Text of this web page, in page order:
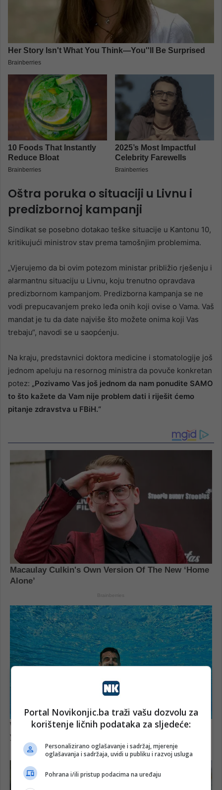
Oštra poruka o situaciji u Livnu i
predizbornoj kampanji
Sindikat se posebno dotakao teške situacije u Kantonu 10,
kritikujući ministrov stav prema tamošnjim problemima.
„Vjerujemo da bi ovim potezom ministar približio rješenju i
alarmantnu situaciju u Livnu, koju trenutno opravdava
predizbornom kampanjom. Predizborna kampanja se ne
vodi prepucavanjem preko leđa onih koji ovise o Vama. Vaš
mandat je tu da date najviše što možete onima koji Vas
trebaju“, navodi se u saopćenju.
Na kraju, predstavnici doktora medicine i stomatologije još
jednom apeluju na resornog ministra da povuče konkretan
potez: „Pozivamo Vas još jednom da nam ponudite SAMO
to što kažete da Vam nije problem dati i riješit ćemo
pitanje zdravstva u FBiH.“
Portal Novikonjic.ba traži vašu dozvolu za
korištenje ličnih podataka za sljedeće:
Personalizirano oglašavanje i sadržaj, mjerenje
oglašavanja i sadržaja, uvidi u publiku i razvoj usluga
Pohrana i/ili pristup podacima na uređaju